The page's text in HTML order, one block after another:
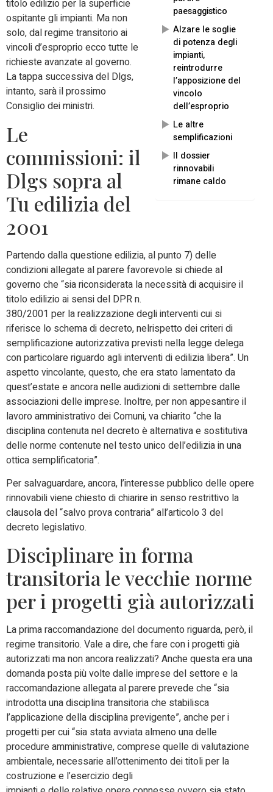
paesaggistico
Alzare le soglie
di potenza degli
impianti,
reintrodurre
l’apposizione del
vincolo
dell’esproprio
Le altre
semplificazioni
Il dossier
rinnovabili
rimane caldo
titolo edilizio per la superficie
ospitante gli impianti. Ma non
solo, dal regime transitorio ai
vincoli d’esproprio ecco tutte le
richieste avanzate al governo.
La tappa successiva del Dlgs,
intanto, sarà il prossimo
Consiglio dei ministri.
Le
commissioni: il
Dlgs sopra al
Tu edilizia del
2001
Partendo dalla questione edilizia, al punto 7) delle
condizioni allegate al parere favorevole si chiede al
governo che “sia riconsiderata la necessità di acquisire il
titolo edilizio ai sensi del DPR n.
380/2001 per la realizzazione degli interventi cui si
riferisce lo schema di decreto, nelrispetto dei criteri di
semplificazione autorizzativa previsti nella legge delega
con particolare riguardo agli interventi di edilizia libera”. Un
aspetto vincolante, questo, che era stato lamentato da
quest’estate e ancora nelle audizioni di settembre dalle
associazioni delle imprese. Inoltre, per non appesantire il
lavoro amministrativo dei Comuni, va chiarito “che la
disciplina contenuta nel decreto è alternativa e sostitutiva
delle norme contenute nel testo unico dell’edilizia in una
ottica semplificatoria”.
Per salvaguardare, ancora, l’interesse pubblico delle opere
rinnovabili viene chiesto di chiarire in senso restrittivo la
clausola del “salvo prova contraria” all’articolo 3 del
decreto legislativo.
Disciplinare in forma
transitoria le vecchie norme
per i progetti già autorizzati
La prima raccomandazione del documento riguarda, però, il
regime transitorio. Vale a dire, che fare con i progetti già
autorizzati ma non ancora realizzati? Anche questa era una
domanda posta più volte dalle imprese del settore e la
raccomandazione allegata al parere prevede che “sia
introdotta una disciplina transitoria che stabilisca
l’applicazione della disciplina previgente”, anche per i
progetti per cui “sia stata avviata almeno una delle
procedure amministrative, comprese quelle di valutazione
ambientale, necessarie all’ottenimento dei titoli per la
costruzione e l’esercizio degli